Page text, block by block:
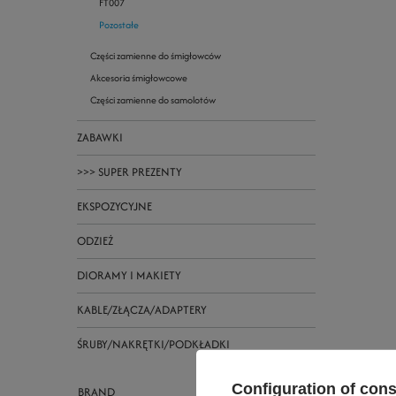
Pozostałe
Części zamienne do śmigłowców
Akcesoria śmigłowcowe
Części zamienne do samolotów
ZABAWKI
>>> SUPER PREZENTY
EKSPOZYCYJNE
ODZIEŻ
DIORAMY I MAKIETY
KABLE/ZŁĄCZA/ADAPTERY
ŚRUBY/NAKRĘTKI/PODKŁADKI
BRAND Configuration of